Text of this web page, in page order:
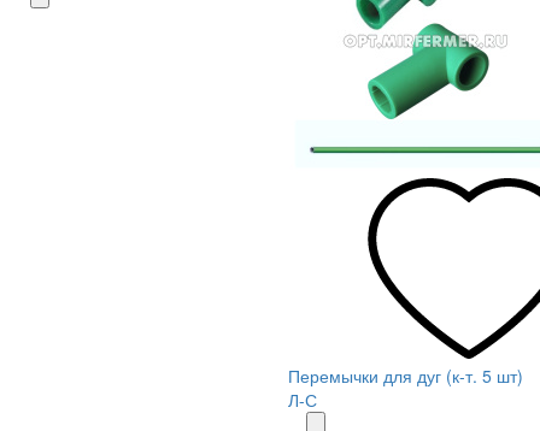
Перемычки для дуг (к-т. 5 шт)
Л-С